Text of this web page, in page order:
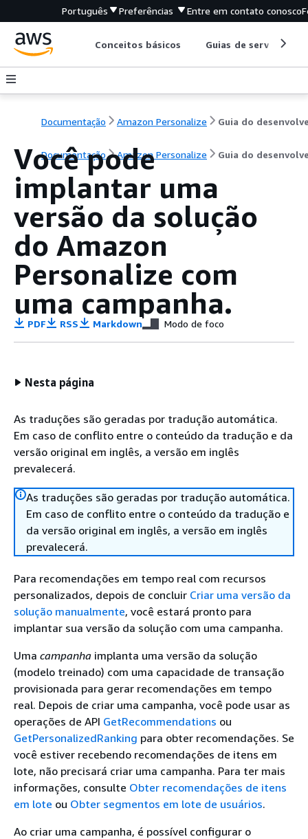
Português Preferências Entre em contato conosco
Conceitos básicos Guias de serviço
Documentação Amazon Personalize
Documentação Amazon Personalize Guia do
Você pode
implantar uma
versão da solução
do Amazon
Personalize com
uma campanha.
PDF RSS Markdown Modo de foco
Nesta página
As traduções são geradas por tradução automática.
Em caso de conflito entre o conteúdo da tradução e da
versão original em inglês, a versão em inglês
prevalecerá.
As traduções são geradas por tradução automática.
Em caso de conflito entre o conteúdo da tradução e
da versão original em inglês, a versão em inglês
prevalecerá.
Para recomendações em tempo real com recursos
personalizados, depois de concluir Criar uma versão da
solução manualmente, você estará pronto para
implantar sua versão da solução com uma campanha.
Uma campanha implanta uma versão da solução
(modelo treinado) com uma capacidade de transação
provisionada para gerar recomendações em tempo
real. Depois de criar uma campanha, você pode usar as
operações de API GetRecommendations ou
GetPersonalizedRanking para obter recomendações. Se
você estiver recebendo recomendações de itens em
lote, não precisará criar uma campanha. Para ter mais
informações, consulte Obter recomendações de itens
em lote ou Obter segmentos em lote de usuários.
Ao criar uma campanha, é possível configurar o